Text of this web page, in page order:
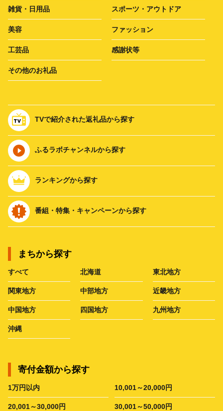
雑貨・日用品 スポーツ・アウトドア
美容 ファッション
工芸品 感謝状等
その他のお礼品
TVで紹介された返礼品から探す
ふるラボチャンネルから探す
ランキングから探す
番組・特集・キャンペーンから探す
まちから探す
すべて 北海道 東北地方
関東地方 中部地方 近畿地方
中国地方 四国地方 九州地方
沖縄
寄付金額から探す
1万円以内 10,001～20,000円
20,001～30,000円 30,001～50,000円